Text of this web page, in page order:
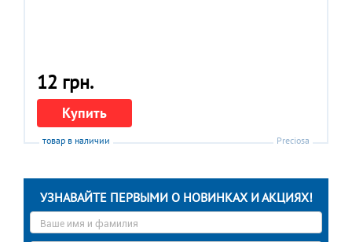
12 грн.
Купить
товар в наличии Preciosa
УЗНАВАЙТЕ ПЕРВЫМИ О НОВИНКАХ И АКЦИЯХ!
имя